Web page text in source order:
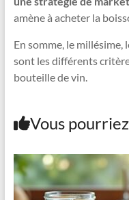
amène à acheter la
En somme, le millésime,
sont les différents
bouteille de vin.
Vous